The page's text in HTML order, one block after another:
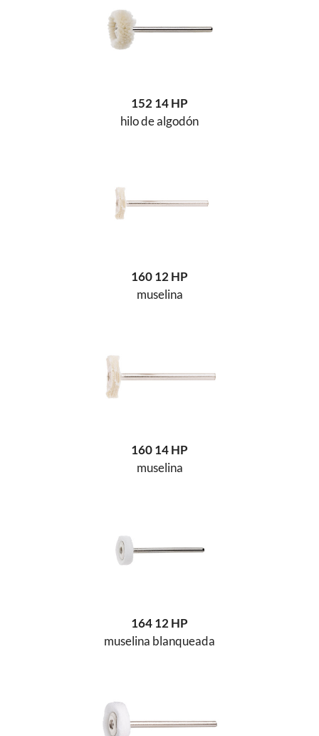
152 14 HP
hilo de algodón
160 12 HP
muselina
160 14 HP
muselina
164 12 HP
muselina blanqueada